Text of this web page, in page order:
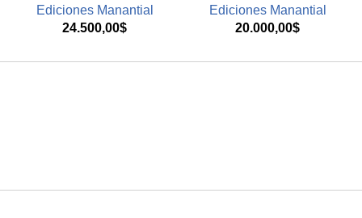
Ediciones Manantial
24.500,00$
Ediciones Manantial
20.000,00$